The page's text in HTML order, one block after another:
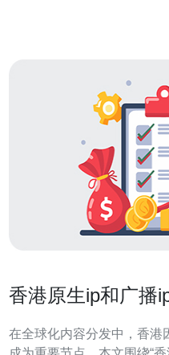
香港原生ip和广播
在全球化内容分发中，香港